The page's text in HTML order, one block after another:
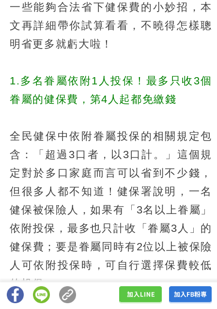
一些能夠合法省下健保費的小妙招，本
文再詳細帶你試算看看，不曉得怎樣聰
明省更多就虧大啦！
1.多名眷屬依附1人投保！最多只收3個
眷屬的健保費，第4人起都免繳錢
全民健保中依附眷屬投保的相關規定包
含：「超過3口者，以3口計。」這個規
定對於多口家庭而言可以省到不少錢，
但很多人都不知道！健保署說明，一名
健保被保險人，如果有「3名以上眷屬」
依附投保，最多也只計收「眷屬3人」的
健保費；要是眷屬同時有2位以上被保險
人可依附投保時，可自行選擇保費較低
的投保。